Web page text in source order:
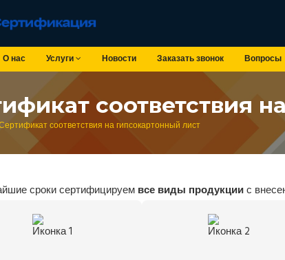
О нас Услуги Новости Заказать звонок Вопросы
соответствия
соответствия на гипсокартонный лист
сроки сертифицируем все виды продукциис